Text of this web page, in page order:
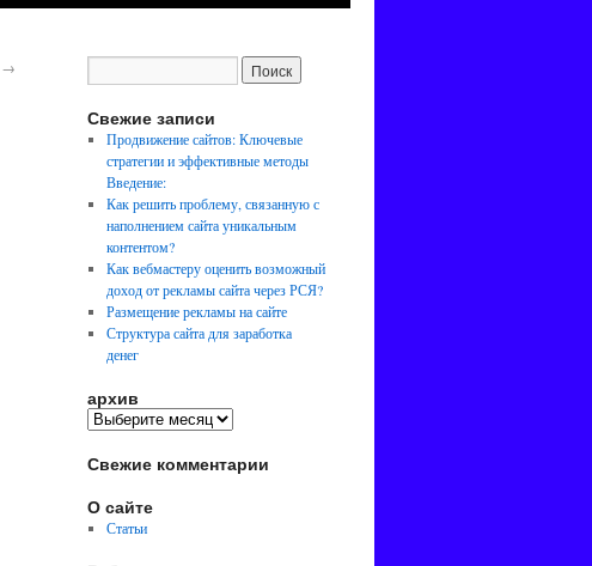
→
Свежие записи
Продвижение сайтов: Ключевые
стратегии и эффективные методы
Введение:
Как решить проблему, связанную с
наполнением сайта уникальным
контентом?
Как вебмастеру оценить возможный
доход от рекламы сайта через РСЯ?
Размещение рекламы на сайте
Структура сайта для заработка
денег
архив
Свежие комментарии
О сайте
Статьи